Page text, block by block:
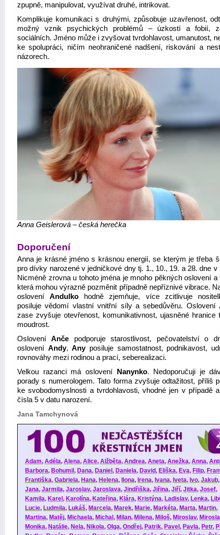
zpupně, manipulovat, využívat druhé, intrikovat.
Komplikuje komunikaci s druhými, způsobuje uzavřenost,
možný vznik psychických problémů – úzkostí a fobií,
sociálních. Jméno může i zvyšovat tvrdohlavost, umanutost,
ke spolupráci, ničím neohraničené nadšení, riskování a
názorech.
Anna Geislerová – česká herečka
Doporučení
Anna je krásné jméno s krásnou energií, se kterým je třeba
pro dívky narozené v jedničkové dny tj. 1., 10., 19. a 28. dne v
Nicméně zrovna u tohoto jména je mnoho pěkných oslovení a
která mohou výrazně pozměnit případně nepříznivé vibrace.
osloveníAndulko hodně zjemňuje, více zcitlivuje
posiluje vědomí vlastní vnitřní síly a sebedůvěru. Oslovení
zase zvyšuje otevřenost, komunikativnost, ujasněné hranice
moudrost.
OsloveníAnče podporuje starostlivost, pečovatelství o
oslovení Andy,Anyposiluje samostatnost, podnikavost,
rovnováhy mezi rodinou a prací, seberealizaci.
Velkou razanci má oslovení
Nanynko. Nedoporučuji je
porady s numerologem. Tato forma zvyšuje odtažitost, příliš
ke svobodomyslnosti a tvrdohlavosti, vhodné jen v případě
čísla 5 v datu narození.
Jana Tamchynová
Adam, Adéla, Alena, Alice, Alžběta, Andrea, Aneta, Anežka, Anna,
Barbora, Bohumil , Dana, Daniel , Daniela, David, Eliška, Eva, Filip,
Františka, Gabriela, Hana, Helena, Ilona, Irena, Ivana, Iveta, Ivo, Jakub
Jana, Jarmila, Jaroslav, Jaroslava, Jindřiška, Jiřina, Jiří, Jitka, Josef,
Kamila, Karel , Karolína, Kateřina, Klára, Kristýna, Ladislav, Lenka,
Lucie, Ludmila, Lukáš, Marcela, Marek, Marie, Markéta, Marta, Martin,
Martina, Matěj, Michaela, Michal , Milan, Milena, Miloš, Miroslav,
Monika, Natálie, Nela, Nikola, Olga, Ondřej, Patrik, Pavel , Pavla, Petr,